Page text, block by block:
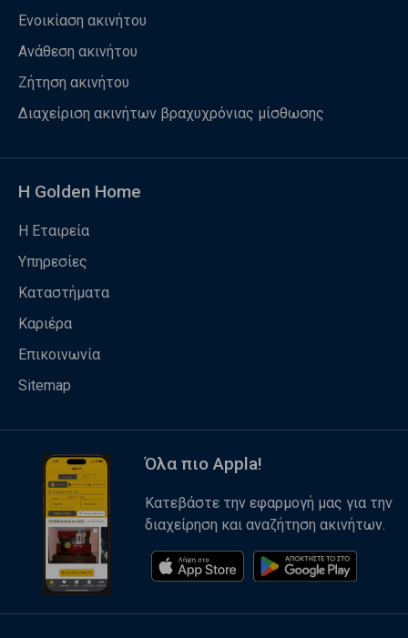
Ενοικίαση ακινήτου
Ανάθεση ακινήτου
Ζήτηση ακινήτου
Διαχείριση ακινήτων βραχυχρόνιας μίσθωσης
Η Golden Home
Η Εταιρεία
Υπηρεσίες
Καταστήματα
Καριέρα
Επικοινωνία
Sitemap
Όλα πιο Appla!
Κατεβάστε την εφαρμογή μας για την
διαχείρηση και αναζήτηση ακινήτων.